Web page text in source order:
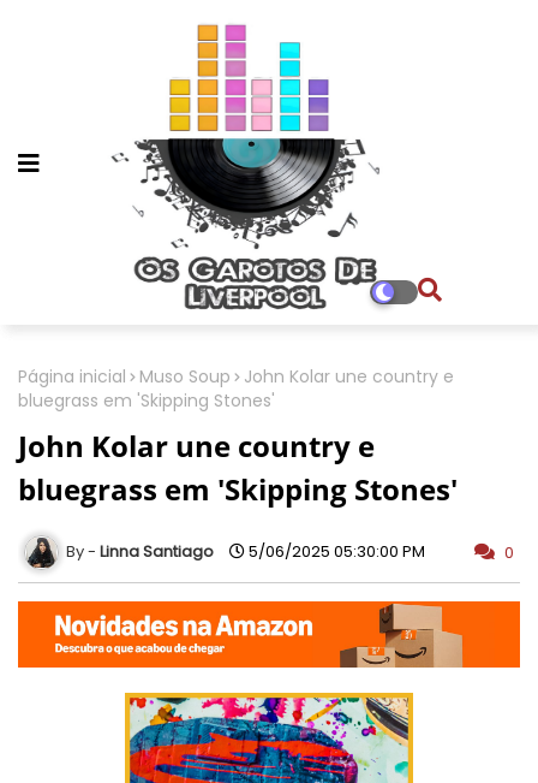
Página inicial Muso Soup
John Kolar une country e
bluegrass em 'Skipping Stones'
John Kolar une country e
bluegrass em 'Skipping Stones'
Linna Santiago 5/06/2025 05:30:00 PM 0